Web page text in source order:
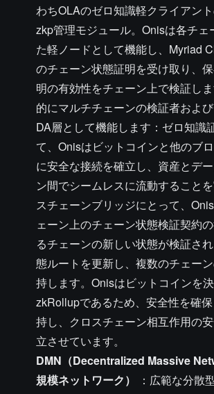
わちOLAのゼロ知識軽クライアン
zkp管理モジュール。Onisは各チェ
た軽ノードとして機能し、Myriad
のチェーン状態証明を受け取り、
明の有効性をチェーン上で検証し
的にマルチチェーンの検証者およ
DA層として機能します：ゼロ知識
て、Onisはビットコインと他のブ
に安全な接続を確立し、資産とデ
ン間でシームレスに流動すること
スチェーンブリッジにとって、
ェーン上のチェーン状態検証契約
るチェーンの新しい状態が検証さ
態ルートを更新し、複数のチェー
持します。Onisはビットコインを
zkRollupであるため、安全性を確
持し、クロスチェーン相互作用の
立させています。
DMN（Decentralized Massive
規模ネットワーク）
：広範な分散